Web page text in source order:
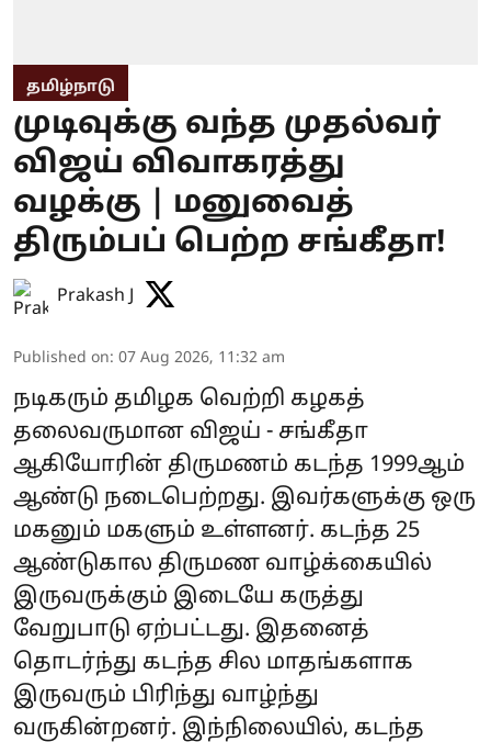
தமிழ்நாடு
முடிவுக்கு வந்த முதல்வர்
விஜய் விவாகரத்து
வழக்கு | மனுவைத்
திரும்பப் பெற்ற சங்கீதா!
Prakash J
Published on: 07 Aug 2026, 11:32 am
நடிகரும் தமிழக வெற்றி கழகத்
தலைவருமான விஜய் - சங்கீதா
ஆகியோரின் திருமணம் கடந்த 1999ஆம்
ஆண்டு நடைபெற்றது. இவர்களுக்கு ஒரு
மகனும் மகளும் உள்ளனர். கடந்த 25
ஆண்டுகால திருமண வாழ்க்கையில்
இருவருக்கும் இடையே கருத்து
வேறுபாடு ஏற்பட்டது. இதனைத்
தொடர்ந்து கடந்த சில மாதங்களாக
இருவரும் பிரிந்து வாழ்ந்து
வருகின்றனர். இந்நிலையில், கடந்த